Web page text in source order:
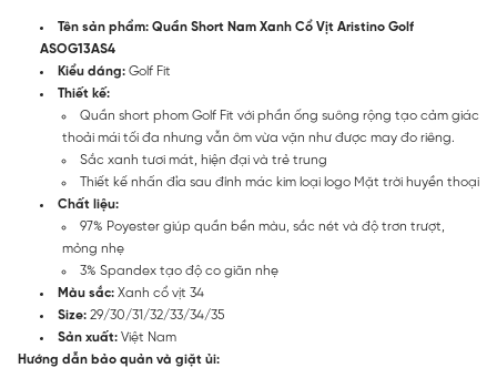
Tên sản phẩm: Quần Short Nam Xanh Cổ Vịt Aristino Golf
ASOG13AS4
Kiểu dáng: Golf Fit
Thiết kế:
Quần short phom Golf Fit với phần ống suông rộng tạo cảm giác
thoải mái tối đa nhưng vẫn ôm vừa vặn như được may đo riêng.
Sắc xanh tươi mát, hiện đại và trẻ trung
Thiết kế nhấn đỉa sau đính mác kim loại logo Mặt trời huyền thoại
Chất liệu:
97% Poyester giúp quần bền màu, sắc nét và độ trơn trượt,
mỏng nhẹ
3% Spandex tạo độ co giãn nhẹ
Màu sắc: Xanh cổ vịt 34
Size: 29/30/31/32/33/34/35
Sản xuất: Việt Nam
Hướng dẫn bảo quản và giặt ủi: